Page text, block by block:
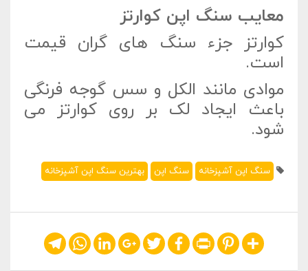
معایب سنگ اپن کوارتز
کوارتز جزء سنگ های گران قیمت
است.
موادی مانند الکل و سس گوجه فرنگی
باعث ایجاد لک بر روی کوارتز می
شود.
سنگ اپن آشپزخانه سنگ اپن بهترین سنگ اپن آشپزخانه
Share
Pinterest
Print
Facebook
Twitter
Google+
LinkedIn
WhatsApp
Telegram